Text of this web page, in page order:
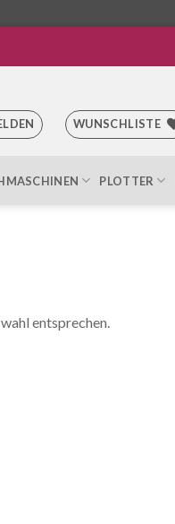
WUNSCHLISTE
PLOTTER
entsprechen.